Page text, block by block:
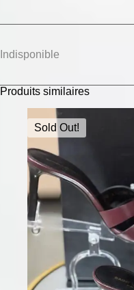
Indisponible
Produits similaires
Sold Out!